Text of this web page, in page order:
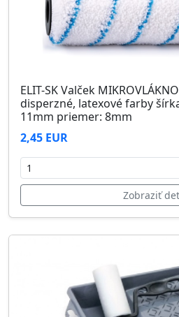
ELIT-SK Valček
disperzné, latexové farby
11mm priemer: 8mm
2,45 EUR
Zobraziť